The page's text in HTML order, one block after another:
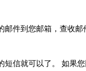
到您邮箱，查收邮
就可以了。 如果您